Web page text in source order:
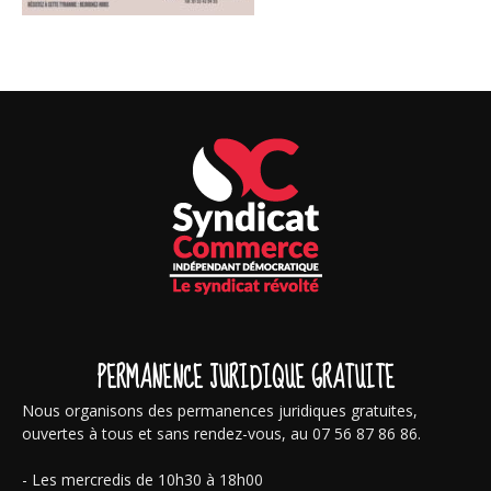
PERMANENCE JURIDIQUE GRATUITE
Nous organisons des permanences juridiques gratuites,
ouvertes à tous et sans rendez-vous, au 07 56 87 86 86.
- Les mercredis de 10h30 à 18h00